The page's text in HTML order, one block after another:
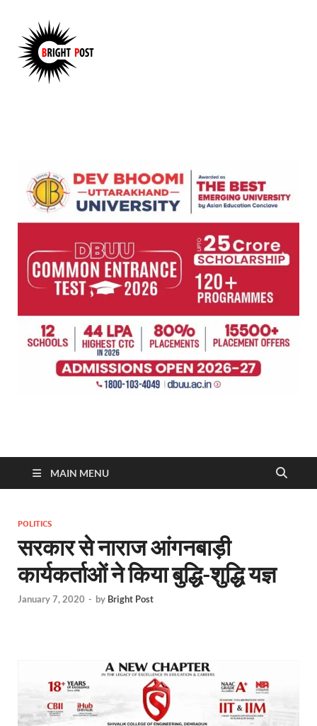
MAIN MENU
POLITICS
सरकार से नाराज आंगनबाड़ी
कार्यकर्ताओं ने किया बुद्धि-शुद्धि यज्ञ
January 7, 2020 - by Bright Post